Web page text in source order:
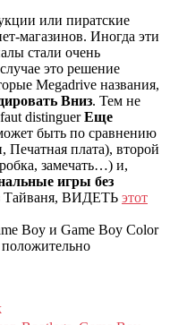
или пиратские
магазинов. Иногда эти
стали очень
это решение
Megadrive названия,
Вниз. Тем не
distinguerЕще
быть по сравнению
Печатная плата), второй
замечать…) и,
игры без
Тайваня, ВИДЕТЬ этот
Boy и Game Boy Color